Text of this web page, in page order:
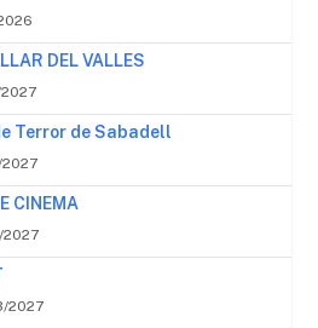
DEL VALLES
Terror de Sabadell
2027
CINEMA
2027
2027